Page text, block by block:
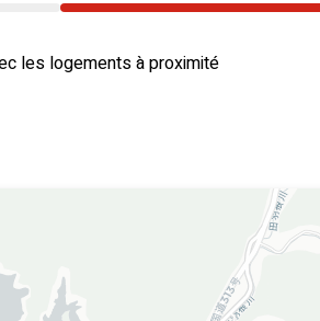
les logements à proximité